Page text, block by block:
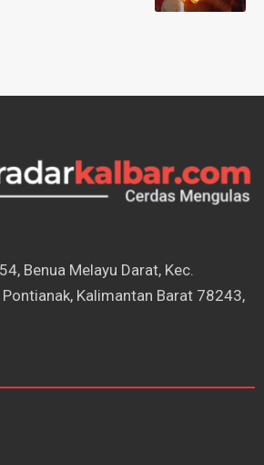
Benua Melayu Darat, Kec.
Kalimantan Barat 78243,